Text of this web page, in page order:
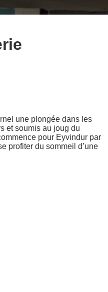
une plongée dans les
et soumis au joug du
pour Eyvindur par
profiter du sommeil d’une